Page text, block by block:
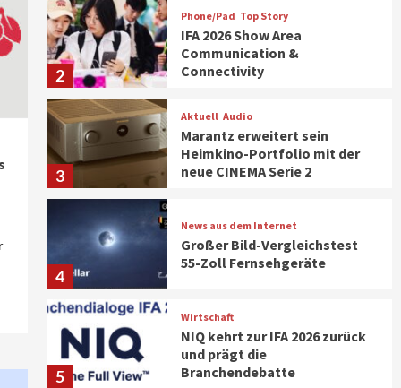
2
Phone/Pad Top Story
IFA 2026 Show Area
Communication &
Connectivity
3
Aktuell Audio
Marantz erweitert sein
Heimkino-Portfolio mit der
neue CINEMA Serie 2
4
News aus dem Internet
Großer Bild-Vergleichstest
55-Zoll Fernsehgeräte
5
Wirtschaft
NIQ kehrt zur IFA 2026 zurück
und prägt die
Branchendebatte